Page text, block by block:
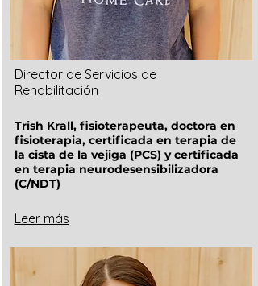
Director de Servicios de
Rehabilitación
Trish Krall, fisioterapeuta, doctora en
fisioterapia, certificada en terapia de
la cista de la vejiga (PCS) y certificada
en terapia neurodesensibilizadora
(C/NDT)
Leer más